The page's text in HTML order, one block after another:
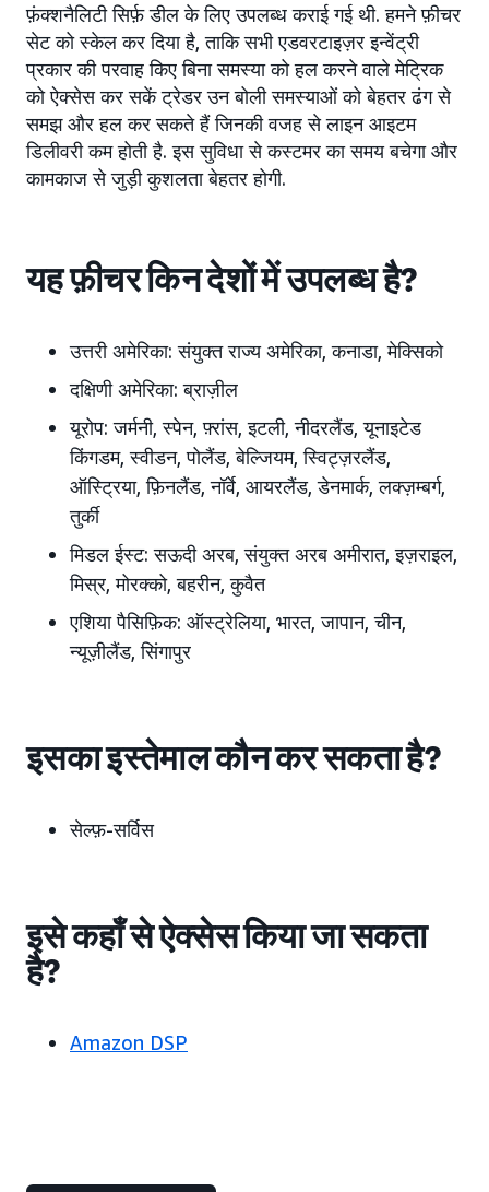
फ़ंक्शनैलिटी सिर्फ़ डील के लिए उपलब्ध कराई गई थी. हमने फ़ीचर
सेट को स्केल कर दिया है, ताकि सभी एडवरटाइज़र इन्वेंट्री
प्रकार की परवाह किए बिना समस्या को हल करने वाले मेट्रिक
को ऐक्सेस कर सकें ट्रेडर उन बोली समस्याओं को बेहतर ढंग से
समझ और हल कर सकते हैं जिनकी वजह से लाइन आइटम
डिलीवरी कम होती है. इस सुविधा से कस्टमर का समय बचेगा और
कामकाज से जुड़ी कुशलता बेहतर होगी.
यह फ़ीचर किन देशों में उपलब्ध है?
उत्तरी अमेरिका: संयुक्त राज्य अमेरिका, कनाडा, मेक्सिको
दक्षिणी अमेरिका: ब्राज़ील
यूरोप: जर्मनी, स्पेन, फ़्रांस, इटली, नीदरलैंड, यूनाइटेड
किंगडम, स्वीडन, पोलैंड, बेल्जियम, स्विट्ज़रलैंड,
ऑस्ट्रिया, फ़िनलैंड, नॉर्वे, आयरलैंड, डेनमार्क, लक्ज़म्बर्ग,
तुर्की
मिडल ईस्ट: सऊदी अरब, संयुक्त अरब अमीरात, इज़राइल,
मिस्र, मोरक्को, बहरीन, कुवैत
एशिया पैसिफ़िक: ऑस्ट्रेलिया, भारत, जापान, चीन,
न्यूज़ीलैंड, सिंगापुर
इसका इस्तेमाल कौन कर सकता है?
सेल्फ़-सर्विस
इसे कहाँ से ऐक्सेस किया जा सकता
है?
Amazon DSP